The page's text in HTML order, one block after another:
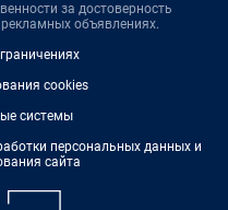
за достоверность
объявлениях.
cookies
системы
персональных данных и
сайта